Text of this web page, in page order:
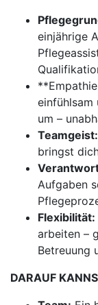
einjährige
einfühlsam
um –
Teamgeist:
bringst
Aufgaben
Flexibilität:
arbeiten –
Betreuung
DARAUF